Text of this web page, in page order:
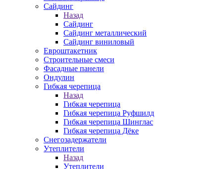
Сайдинг
Назад
Сайдинг
Сайдинг металлический
Сайдинг виниловый
Евроштакетник
Строительные смеси
Фасадные панели
Ондулин
Гибкая черепица
Назад
Гибкая черепица
Гибкая черепица Руфшилд
Гибкая черепица Шинглас
Гибкая черепица Дёке
Снегозадержатели
Утеплители
Назад
Утеплители